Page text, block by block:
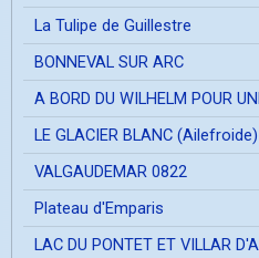
La Tulipe de Guillestre
BONNEVAL SUR ARC
A BORD DU WILHELM POUR
LE GLACIER BLANC (Ailefroide)
VALGAUDEMAR 0822
Plateau d'Emparis
LAC DU PONTET ET VILLAR